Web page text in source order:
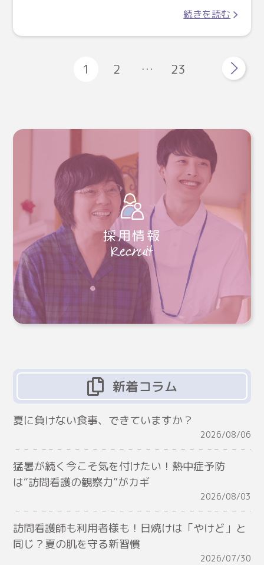
続きを読む
1 2 … 23
採用情報
新着コラム
夏に負けない食事、できていますか？
2026/08/06
猛暑が続く今こそ気を付けたい！熱中症予防
は“訪問看護の観察力”がカギ
2026/08/03
訪問看護師も利用者様も！日焼けは「やけど」と
同じ？夏の肌を守る新習慣
2026/07/30